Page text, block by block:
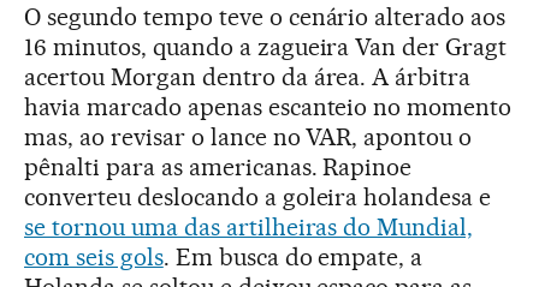
O segundo tempo teve o cenário alterado aos
16 minutos, quando a zagueira Van der Gragt
acertou Morgan dentro da área. A árbitra
havia marcado apenas escanteio no momento
mas, ao revisar o lance no VAR, apontou o
pênalti para as americanas. Rapinoe
converteu deslocando a goleira holandesa e
se tornou uma das artilheiras do Mundial,
com seis gols. Em busca do empate, a